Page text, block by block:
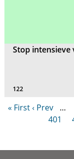
Stop intensieve
122
« First‹ Prev …
401